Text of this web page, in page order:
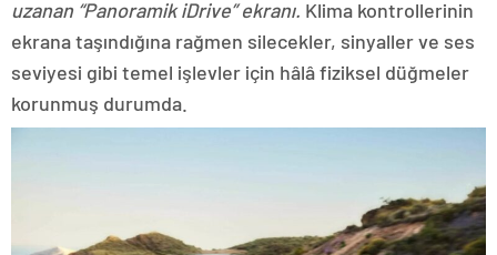
uzanan “Panoramik iDrive” ekranı. Klima kontrollerinin
ekrana taşındığına rağmen silecekler, sinyaller ve ses
seviyesi gibi temel işlevler için hâlâ fiziksel düğmeler
korunmuş durumda.